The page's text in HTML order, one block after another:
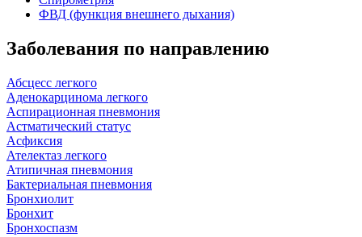
ФВД (функция внешнего дыхания)
Заболевания по направлению
Абсцесс легкого
Аденокарцинома легкого
Аспирационная пневмония
Астматический статус
Асфиксия
Ателектаз легкого
Атипичная пневмония
Бактериальная пневмония
Бронхиолит
Бронхит
Бронхоспазм